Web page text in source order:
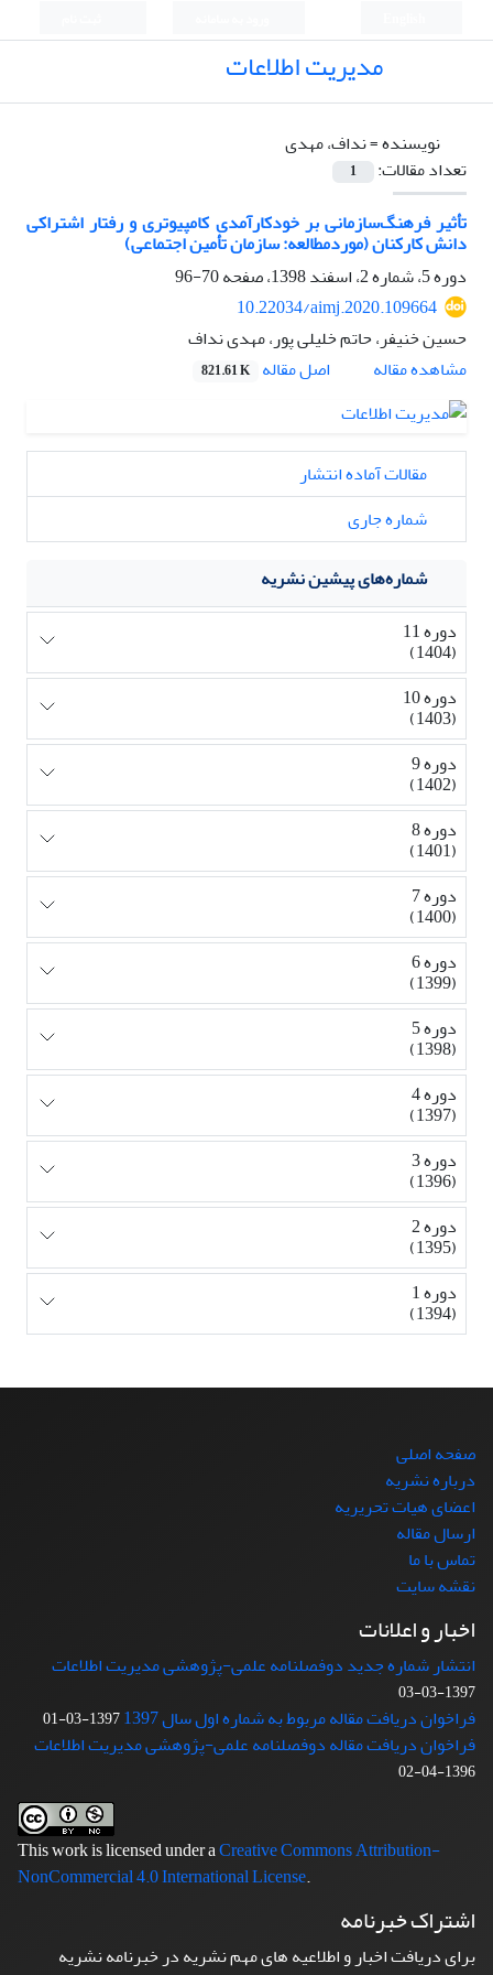
مدیریت اطلاعات
نویسنده =نداف، مهدی
تعداد مقالات:
1
تأثیر فرهنگ‌سازمانی بر خودکارآمدی کامپیوتری و رفتار اشتراکی
دانش کارکنان (موردمطالعه: سازمان تأمین اجتماعی)
دوره 5، شماره 2، اسفند 1398، صفحه
70-96
10.22034/aimj.2020.109664
حسین خنیفر، حاتم خلیلی پور، مهدی نداف
مشاهده مقاله
اصل مقاله 821.61 K
مقالات آماده انتشار
شماره جاری
شماره‌های پیشین نشریه
دوره 11
(1404)
دوره 10
(1403)
دوره 9
(1402)
دوره 8
(1401)
دوره 7
(1400)
دوره 6
(1399)
دوره 5
(1398)
دوره 4
(1397)
دوره 3
(1396)
دوره 2
(1395)
دوره 1
(1394)
صفحه اصلی
درباره نشریه
اعضای هیات تحریریه
ارسال مقاله
تماس با ما
نقشه سایت
اخبار و اعلانات
انتشار شماره جدید دوفصلنامه علمی-پژوهشی مدیریت اطلاعات
1397-03-03
فراخوان دریافت مقاله مربوط به شماره اول سال 1397 1397-03-01
فراخوان دریافت مقاله دوفصلنامه علمی-پژوهشی مدیریت اطلاعات
1396-04-02
This work is licensed under aCreative Commons Attribution-
NonCommercial 4.0 International License.
اشتراک خبرنامه
برای دریافت اخبار و اطلاعیه های مهم نشریه در خبرنامه نشریه